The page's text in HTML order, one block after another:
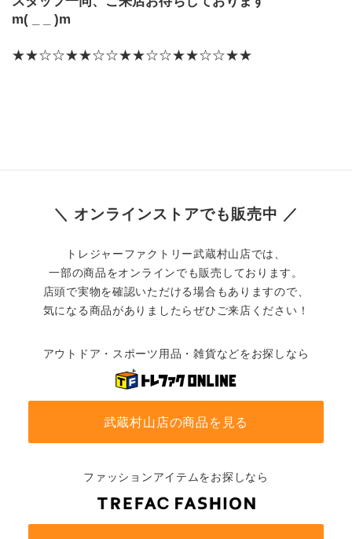
m( _ _ )m
★★☆☆★★☆☆★★☆☆★★☆☆★★
＼ オンラインストアでも販売中 ／
トレジャーファクトリー武蔵村山店では、
一部の商品をオンラインでも販売しております。
店頭で実物を確認いただける場合もありますので、
気になる商品がありましたらぜひご来店ください！
アウトドア・スポーツ用品・雑貨などをお探しなら
武蔵村山店の商品を見る
ファッションアイテムをお探しなら